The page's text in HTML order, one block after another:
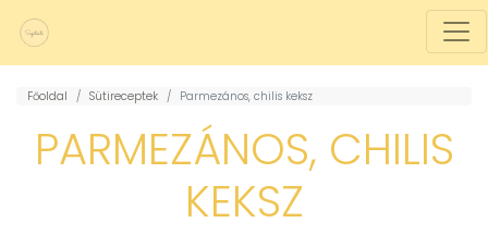
Főoldal Sütireceptek Parmezános, chilis keksz
PARMEZÁNOS, CHILIS
KEKSZ